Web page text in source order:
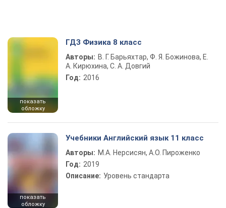
показать
обложку
ГДЗ Физика 8 класс
Авторы: В. Г. Барьяхтар, Ф. Я. Божинова, Е.
А. Кирюхина, С. А. Довгий
Год: 2016
показать
обложку
Учебники Английский язык 11 класс
Авторы: М.А. Нерсисян, А.О. Пироженко
Год: 2019
Описание: Уровень стандарта